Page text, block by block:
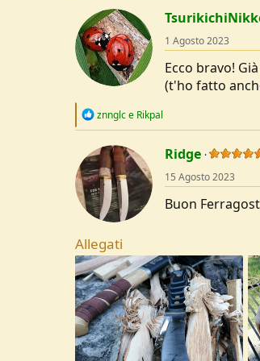
t
i
o
n
s
:
1 Agosto 2023
Ecco bravo!
(t'ho fatto
R
c
t
i
o
n
s
znnglce Rikpal
Ridge
15 Agosto 2023
Buon
Allegati